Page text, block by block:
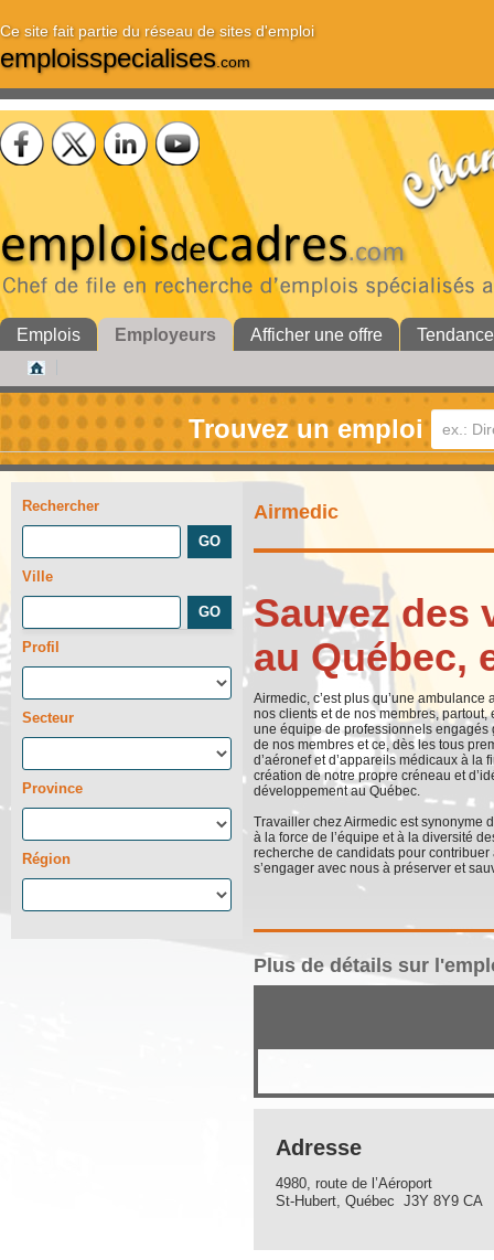
Ce site fait partie du réseau de sites d'emploi
emploisspecialises.com
Emplois Employeurs Afficher une offre
Trouvez un emploi
Rechercher
Ville
Profil
Secteur
Province
Région
Airmedic
Sauvez des
au Québec,
Airmedic, c’est plus qu’une
nos clients et de nos membres, partout,
une équipe de professionnels
de nos membres et ce, dès les tous
d’aéronef et d’appareils médicaux à la
création de notre propre créneau et
développement au Québec.
Travailler chez Airmedic est synonyme
à la force de l’équipe et à la diversité
recherche de candidats pour
s’engager avec nous à préserver et
Plus de détails sur
Adresse
4980, route de l’Aéroport
St-Hubert, Québec J3Y 8Y9 CA